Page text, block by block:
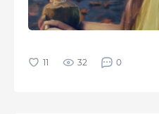
32 0